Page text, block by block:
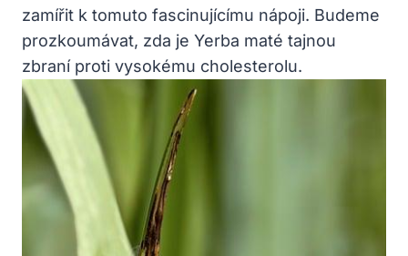
zamířit k tomuto fascinujícímu nápoji. Budeme
prozkoumávat, zda je Yerba maté tajnou
zbraní proti vysokému cholesterolu.